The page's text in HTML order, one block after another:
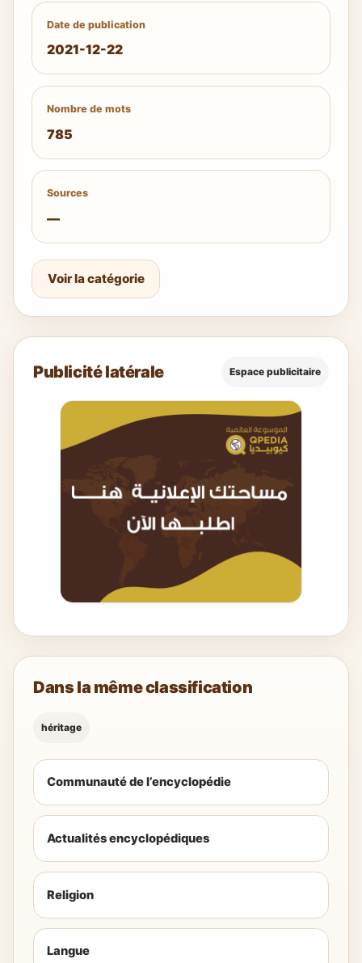
Date de publication
2021-12-22
Nombre de mots
785
Sources
—
Voir la catégorie
Publicité latérale Espace publicitaire
Dans la même classification
héritage
Communauté de l’encyclopédie
Actualités encyclopédiques
Religion
Langue